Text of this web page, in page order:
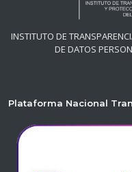
INSTITUTO DE
DE DATOS
Plataforma Nacional